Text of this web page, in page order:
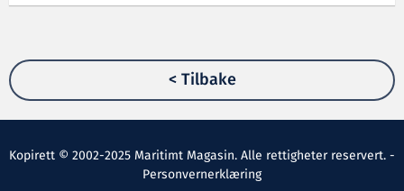
< Tilbake
Kopirett © 2002-2025 Maritimt Magasin. Alle rettigheter reservert. -
Personvernerklæring